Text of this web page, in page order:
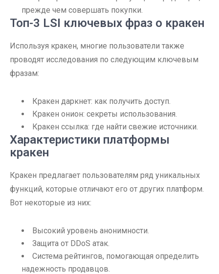
прежде чем совершать покупки.
Топ-3 LSI ключевых фраз о кракен
Используя кракен, многие пользователи также
проводят исследования по следующим ключевым
фразам:
Кракен даркнет: как получить доступ.
Кракен онион: секреты использования.
Кракен ссылка: где найти свежие источники.
Характеристики платформы
кракен
Кракен предлагает пользователям ряд уникальных
функций, которые отличают его от других платформ.
Вот некоторые из них:
Высокий уровень анонимности.
Защита от DDoS атак.
Система рейтингов, помогающая определить
надежность продавцов.